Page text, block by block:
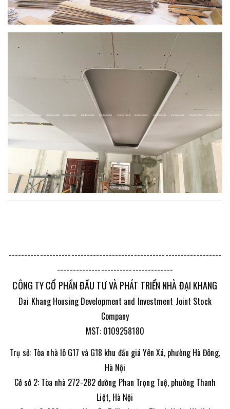
--------------------------------------------------------------------
-------------------------------------
CÔNG TY CỔ PHẦN ĐẦU TƯ VÀ PHÁT TRIỂN NHÀ ĐẠI KHANG
Dai Khang Housing Development and Investment Joint Stock
Company
MST: 0109258180
Trụ sở: Tòa nhà lô G17 và G18 khu đấu giá Yên Xá, phường Hà Đông,
Hà Nội
Cở sở 2: Tòa nhà 272-282 đường Phan Trọng Tuệ, phường Thanh
Liệt, Hà Nội